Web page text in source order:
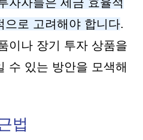
으로 고려해야 합니다.
이나 장기 투자 상품을
수 있는 방안을 모색해
법